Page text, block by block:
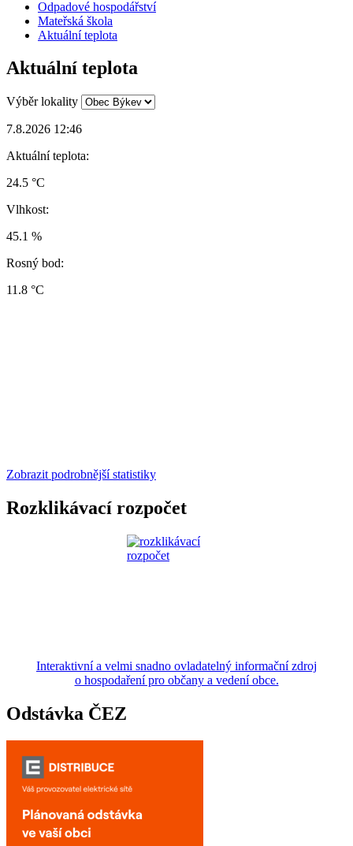
Odpadové hospodářství
Mateřská škola
Aktuální teplota
Aktuální teplota
Výběr lokality
7.8.2026 12:46
Aktuální teplota:
24.5 °C
Vlhkost:
45.1 %
Rosný bod:
11.8 °C
Zobrazit podrobnější statistiky
Rozklikávací rozpočet
Interaktivní a velmi snadno ovladatelný informační zdroj
o hospodaření pro občany a vedení obce.
Odstávka ČEZ